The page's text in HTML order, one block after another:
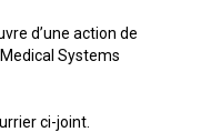
d’une action de
Systems
ci-joint.